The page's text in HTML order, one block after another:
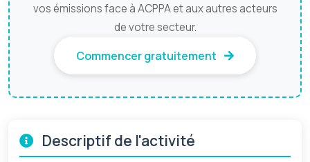
vos émissions face à ACPPA et aux autres acteurs
de votre secteur.
Commencer gratuitement
Descriptif de l'activité